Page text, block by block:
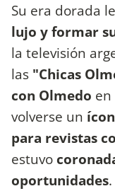
Su era dorada
lujo y formar
la televisión
las "Chicas
con Olmedo
volverse un
para revistas
estuvo
oportunidades.